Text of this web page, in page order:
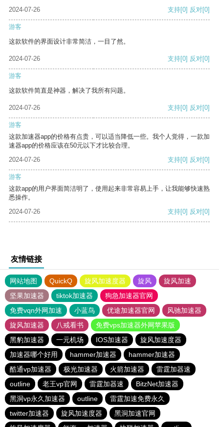
2024-07-26
支持[0] 反对[0]
游客
这款软件的界面设计非常简洁，一目了然。
2024-07-26 支持[0] 反对[0]
游客
这款软件简直是神器，解决了我所有问题。
2024-07-26 支持[0] 反对[0]
游客
这款加速器app的价格有点贵，可以适当降低一些。我个人觉得，一款加
速器app的价格应该在50元以下才比较合理。
2024-07-26
支持[0] 反对[0]
游客
这款app的用户界面简洁明了，使用起来非常容易上手，让我能够快速熟
悉操作。
2024-07-26
支持[0] 反对[0]
友情链接
网站地图 QuickQ 旋风加速度器 旋风
旋风加速
坚果加速器
tiktok加速器
狗急加速器官网
免费vqn外网加速
小蓝鸟 优途加速器官网
风驰加速器
旋风加速器
八戒看书
免费vps加速器外网苹果版
黑豹加速器
一元机场 IOS加速器
旋风加速度器
加速器哪个好用
hammer加速器
hammer加速器
酷通vp加速器
极光加速器 火箭加速器
雷霆加器速
outline
老王vp官网 雷霆加器速
BitzNet加速器
黑洞vp永久加速器
outline
雷霆加速免费永久
twitter加速器
旋风加速度器
黑洞加速官网